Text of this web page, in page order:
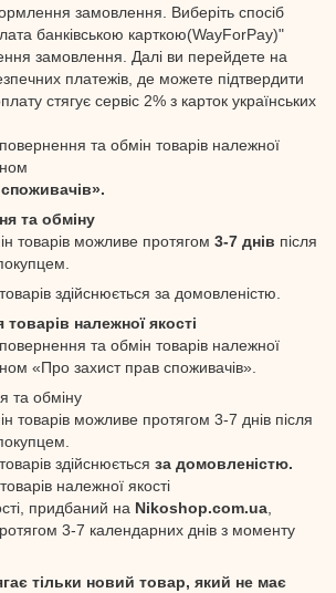
замовлення. Виберіть спосіб
банківською карткою(WayForPay)"
замовлення. Далі ви перейдете на
платежів, де можете підтвердити
стягує сервіс 2% з карток українських
та обмін товарів належної
та обміну
товарів можливе протягом 3-7 днів після
здійснюється за домовленістю.
належної якості
та обмін товарів належної
«Про захист прав споживачів».
та обміну
товарів можливе протягом 3-7 днів після
здійснюється за домовленістю.
належної якості
придбаний на Nikoshop.com.ua
3-7 календарних днів з моменту
тільки новий товар, який не має